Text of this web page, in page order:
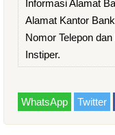
Informasi Alamat
Alamat Kantor
Nomor Telepon
Instiper.
WhatsApp Twitter